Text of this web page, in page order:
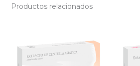
Productos relacionados